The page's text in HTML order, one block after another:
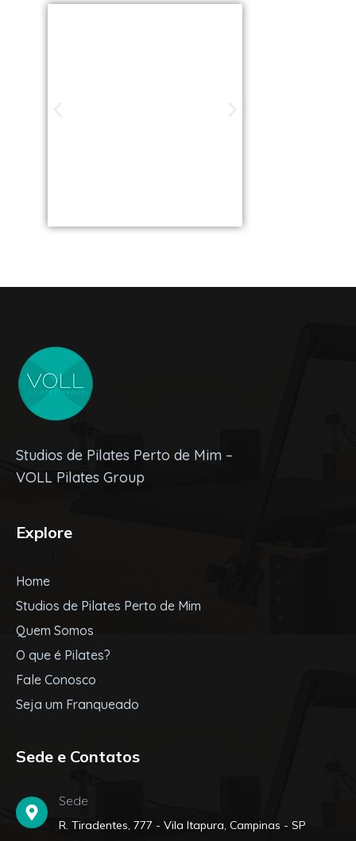
Studios de Pilates Perto de Mim –
VOLL Pilates Group
Explore
Home
Studios de Pilates Perto de Mim
Quem Somos
O que é Pilates?
Fale Conosco
Seja um Franqueado
Sede e Contatos
Sede
R. Tiradentes, 777 - Vila Itapura, Campinas - SP